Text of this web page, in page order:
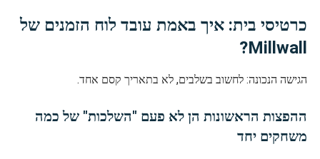
כרטיסי בית: איך באמת עובד לוח הזמנים של
Millwall?
הגישה הנכונה: לחשוב בשלבים, לא בתאריך קסם אחד.
ההפצות הראשונות הן לא פעם "השלכות" של כמה
משחקים יחד